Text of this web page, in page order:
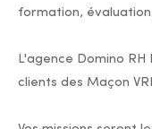
formation,
L'agence Domino
clients des Maçon